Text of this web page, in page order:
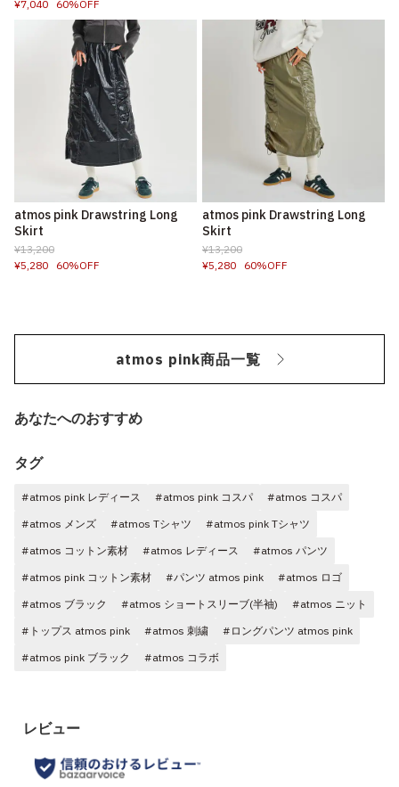
¥7,040
60%OFF
atmos pink Drawstring Long
Skirt
¥13,200
¥5,280
60%OFF
atmos pink Drawstring Long
Skirt
¥13,200
¥5,280
60%OFF
atmos pink商品一覧
あなたへのおすすめ
タグ
#atmos pink レディース #atmos pink コスパ
#atmos コスパ
#atmos メンズ
#atmos Tシャツ
#atmos pink Tシャツ
#atmos コットン素材
#atmos レディース
#atmos パンツ
#atmos pink コットン素材
#パンツ atmos pink
#atmos ロゴ
#atmos ブラック
#atmos ショートスリーブ(半袖)
#atmos ニット
#トップス atmos pink
#atmos 刺繍
#ロングパンツ atmos pink
#atmos pink ブラック
#atmos コラボ